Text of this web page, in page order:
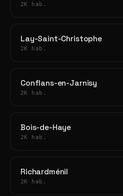
2K hab.
Lay-Saint-Christophe
2K hab.
Conflans-en-Jarnisy
2K hab.
Bois-de-Haye
2K hab.
Richardménil
2K hab.